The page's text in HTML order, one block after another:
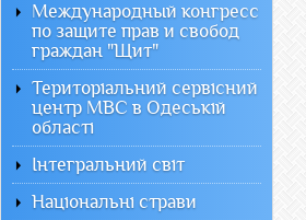
Международный конгресс
по защите прав и свобод
граждан "Щит"
Територіальний сервісний
центр МВС в Одеській
області
Інтегральний світ
Національні страви